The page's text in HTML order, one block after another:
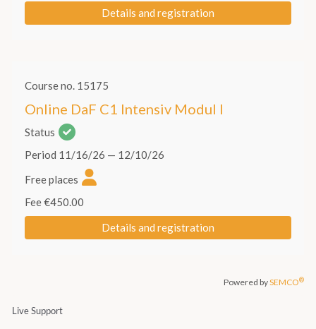
Live Support